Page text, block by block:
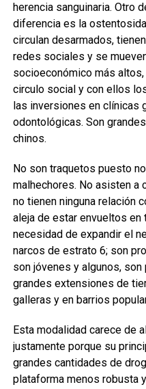
herencia sanguinaria. Otro
diferencia es la
circulan desarmados,
redes sociales y se
socioeconómico más
circulo social y con ellos
las inversiones en clínicas
odontológicas. Son
chinos.
No son traquetos puesto
malhechores. No asisten a
no tienen ninguna relación
aleja de estar envueltos
necesidad de expandir el
narcos de estrato 6; son
son jóvenes y algunos,
grandes extensiones de
galleras y en barrios
Esta modalidad carece de
justamente porque su
grandes cantidades de
plataforma menos robusta